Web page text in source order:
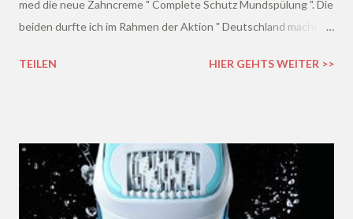
med die neue Zahncreme " Complete Schutz Mundspülung ". Die
beiden durfte ich im Rahmen der Aktion " Deutschland macht
TEILEN
HIER GEHTS WEITER >>